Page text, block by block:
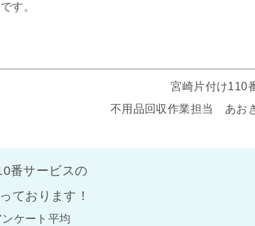
す。
宮崎片付け110
不用品回収作業担当 あお
番サービスの
ております！
ケート平均